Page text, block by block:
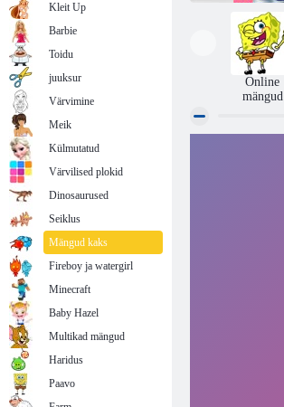
Online
mängud
Kleit Up
Barbie
Toidu
juuksur
Värvimine
Meik
Külmutatud
Värvilised plokid
Dinosaurused
Seiklus
Mängud kaks
Fireboy ja watergirl
Minecraft
Baby Hazel
Multikad mängud
Haridus
Paavo